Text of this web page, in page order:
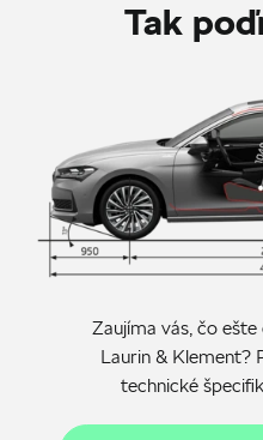
Tak
Zaujíma vás, čo
Laurin & Klement?
technické